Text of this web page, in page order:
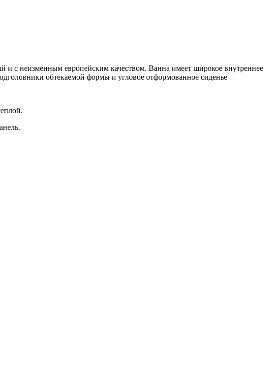
и с неизменным европейским качеством. Ванна имеет широкое внутреннее
обтекаемой формы и угловое отформованное сиденье